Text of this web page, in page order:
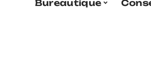
Bureautique